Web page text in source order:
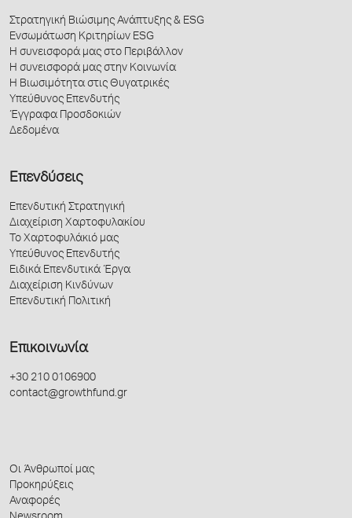
Στρατηγική Βιώσιμης Ανάπτυξης & ESG
Ενσωμάτωση Κριτηρίων ESG
Η συνεισφορά μας στο Περιβάλλον
Η συνεισφορά μας στην Κοινωνία
Η Βιωσιμότητα στις Θυγατρικές
Υπεύθυνος Επενδυτής
Έγγραφα Προσδοκιών
Δεδομένα
Επενδύσεις
Επενδυτική Στρατηγική
Διαχείριση Χαρτοφυλακίου
Το Χαρτοφυλάκιό μας
Υπεύθυνος Επενδυτής
Ειδικά Επενδυτικά Έργα
Διαχείριση Κινδύνων
Επενδυτική Πολιτική
Επικοινωνία
+30 210 0106900
contact@growthfund.gr
Οι Άνθρωποί μας
Προκηρύξεις
Αναφορές